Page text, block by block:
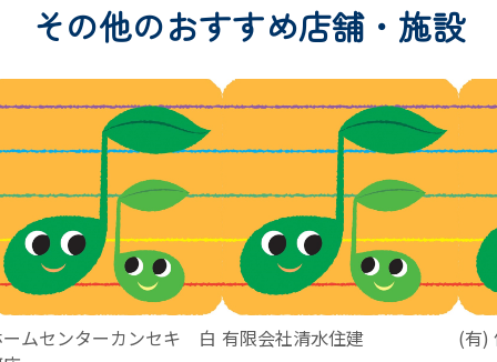
その他のおすすめ店舗・施設
ムセンターカンセキ 白 有限会社清水住建 (有)